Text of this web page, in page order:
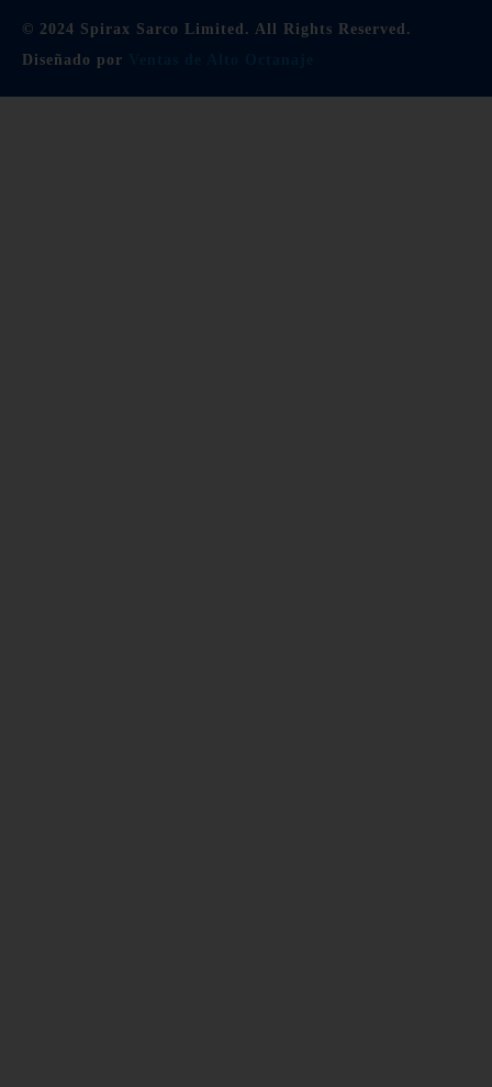
© 2024 Spirax Sarco Limited. All Rights Reserved.
Diseñado por